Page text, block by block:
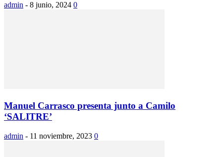
admin - 8 junio, 2024 0
Manuel Carrasco presenta junto a Camilo
‘SALITRE’
admin - 11 noviembre, 2023 0